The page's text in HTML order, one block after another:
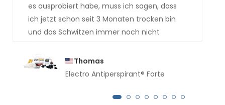
es ausprobiert habe, muss ich sagen, dass
ich jetzt schon seit 3 Monaten trocken bin
und das Schwitzen immer noch nicht
Thomas
Electro Antiperspirant® Forte